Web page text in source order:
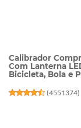
Calibrador
Com Lanterna
Bicicleta, Bola e
(4551374)